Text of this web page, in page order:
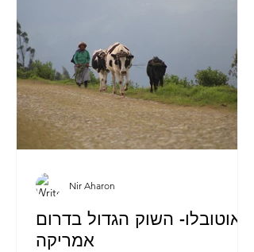
אוטובלו- השוק הגדול בדרום
אמריקה
Nir Aharon